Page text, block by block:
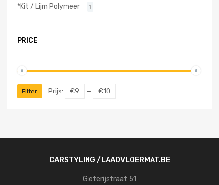
*Kit / Lijm Polymeer 1
PRICE
Filter Prijs: €9 — €10
CARSTYLING /LAADVLOERMAT.BE
Gieterijstraat 51